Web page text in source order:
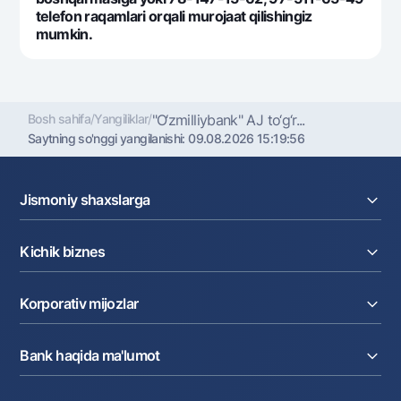
telefon raqamlari orqali murojaat qilishingiz
mumkin.
Bosh sahifa/Yangiliklar/"O‘zmilliybank" AJ to‘g‘r...
Saytning so'nggi yangilanishi:09.08.2026 15:19:56
Jismoniy shaxslarga
Omonatlar
Kartalar
Pul oʻtkazmalari
Valyutalar kursi
Aksiyalar
Milliy mobil ilovasi
Kichik biznes
Kreditlar
Ekvayring
Depozitlar
Kartalar
Korporativ mijozlar
Faktoring
Akkreditiv
Bank haqida ma'lumot